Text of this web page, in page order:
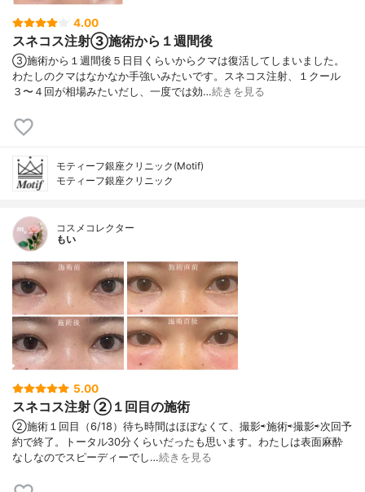
4.00
スネコス注射③施術から１週間後
③施術から１週間後５日目くらいからクマは復活してしまいました。
わたしのクマはなかなか手強いみたいです。スネコス注射、１クール
３〜４回が相場みたいだし、一度では効…続きを見る
モティーフ銀座クリニック(Motif)
モティーフ銀座クリニック
コスメコレクター
もい
5.00
スネコス注射 ②１回目の施術
②施術１回目（6/18）待ち時間はほぼなくて、撮影⇨施術⇨撮影⇨次回予
約で終了。トータル30分くらいだったも思います。わたしは表面麻酔
なしなのでスピーディーでし…続きを見る